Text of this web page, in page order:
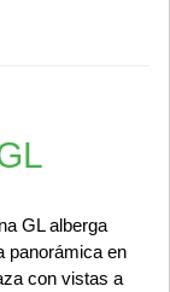
GL alberga
panorámica en
con vistas a